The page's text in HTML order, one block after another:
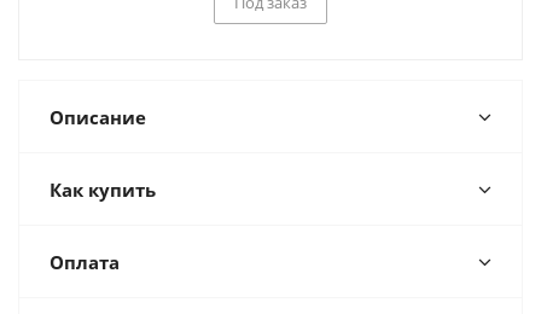
Описание
Как купить
Оплата